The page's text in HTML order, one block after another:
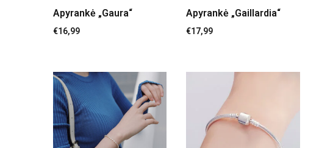
Apyrankė „Gaura“
€16,99
Apyrankė „Gaillardia“
€17,99